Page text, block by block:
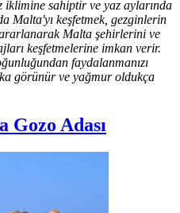
iklimine sahiptir ve yaz aylarında
Malta'yı keşfetmek, gezginlerin
Malta şehirlerini ve
keşfetmelerine imkan verir.
faydalanmanızı
görünür ve yağmur oldukça
Gozo Adası